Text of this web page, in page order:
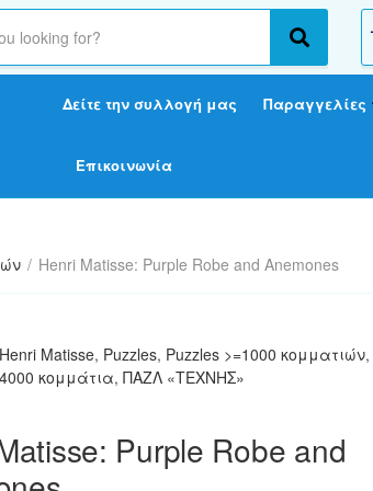
S
e
r
Δείτε την συλλογή μας Παραγγελίες
Επικοινωνία
/ Henri Matisse: Purple Robe and Anemones
Henri Matisse, Puzzles, Puzzles >=1000 κομματιών,
4000 κομμάτια, ΠΑΖΛ «ΤΕΧΝΗΣ»
Purple Robe and